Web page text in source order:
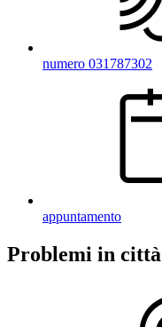
numero 031787302
appuntamento
Problemi in città